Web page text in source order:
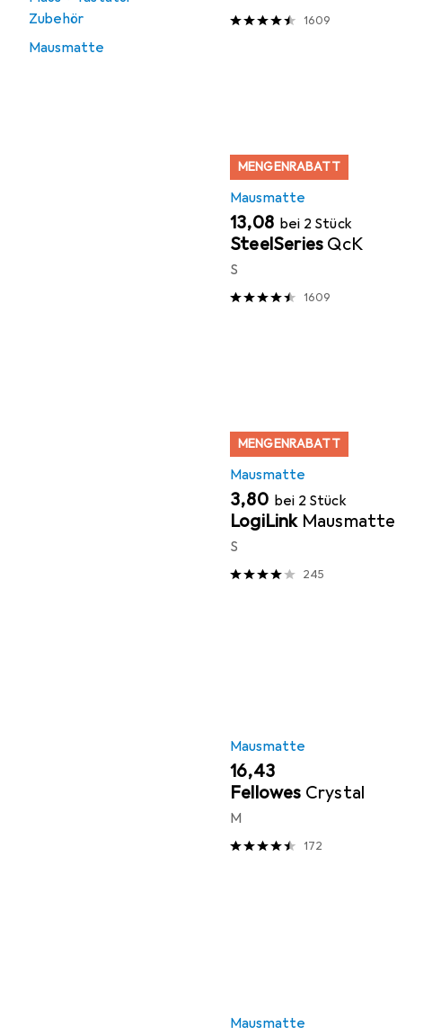
Zubehör
Mausmatte
1609
MENGENRABATT
Mausmatte
EUR
13,08 bei 2 Stück
SteelSeries QcK
S
1609
MENGENRABATT
Mausmatte
EUR
3,80 bei 2 Stück
LogiLink Mausmatte
S
245
Mausmatte
EUR
16,43
Fellowes Crystal
M
172
Mausmatte